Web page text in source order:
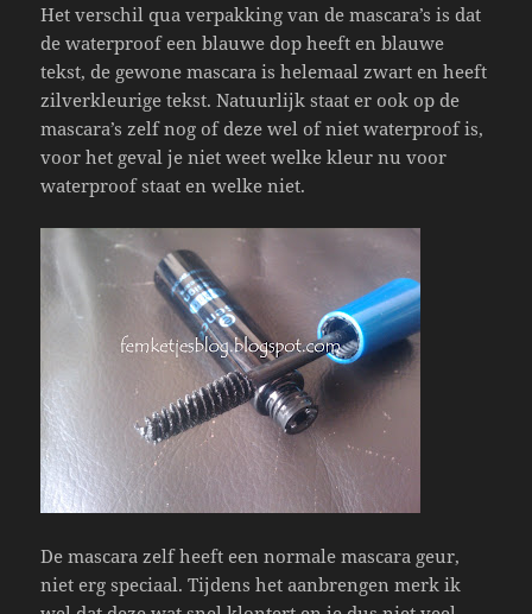
Het verschil qua verpakking van de mascara’s is dat
de waterproof een blauwe dop heeft en blauwe
tekst, de gewone mascara is helemaal zwart en heeft
zilverkleurige tekst. Natuurlijk staat er ook op de
mascara’s zelf nog of deze wel of niet waterproof is,
voor het geval je niet weet welke kleur nu voor
waterproof staat en welke niet.
De mascara zelf heeft een normale mascara geur,
niet erg speciaal. Tijdens het aanbrengen merk ik